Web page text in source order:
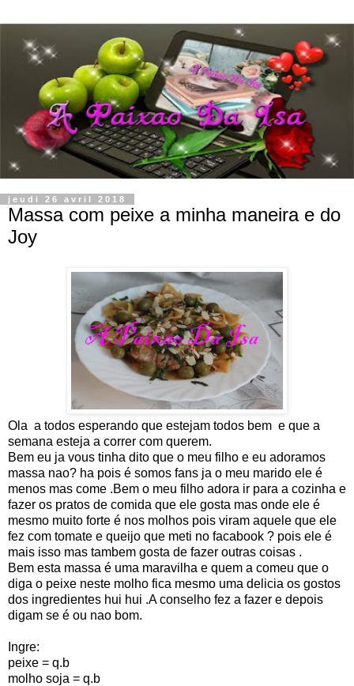
jeudi 26 avril 2018
Massa com peixe a minha maneira e do
Joy
Ola a todos esperando que estejam todos bem e que a
semana esteja a correr com querem.
Bem eu ja vous tinha dito que o meu filho e eu adoramos
massa nao? ha pois é somos fans ja o meu marido ele é
menos mas come .Bem o meu filho adora ir para a cozinha e
fazer os pratos de comida que ele gosta mas onde ele é
mesmo muito forte é nos molhos pois viram aquele que ele
fez com tomate e queijo que meti no facabook ? pois ele é
mais isso mas tambem gosta de fazer outras coisas .
Bem esta massa é uma maravilha e quem a comeu que o
diga o peixe neste molho fica mesmo uma delicia os gostos
dos ingredientes hui hui .A conselho fez a fazer e depois
digam se é ou nao bom.
Ingre:
peixe = q.b
molho soja = q.b